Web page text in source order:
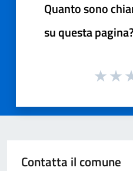
Quanto sono
su questa
Contatta il comune